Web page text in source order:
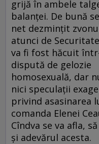
grijă în ambele
balanţei. De bună
net dezminţit
atunci de
va fi fost hăcuit
dispută de gelozie
homosexuală, dar
nici speculaţii
privind asasinarea
comanda Elenei
Cîndva se va afla,
şi adevărul acesta.